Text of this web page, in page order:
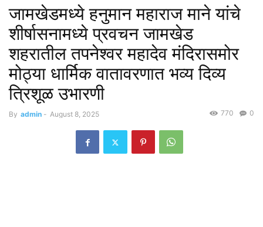
जामखेडमध्ये हनुमान महाराज माने यांचे
शीर्षासनामध्ये प्रवचन जामखेड
शहरातील तपनेश्वर महादेव मंदिरासमोर
मोठ्या धार्मिक वातावरणात भव्य दिव्य
त्रिशूळ उभारणी
By admin - August 8, 2025 0
770